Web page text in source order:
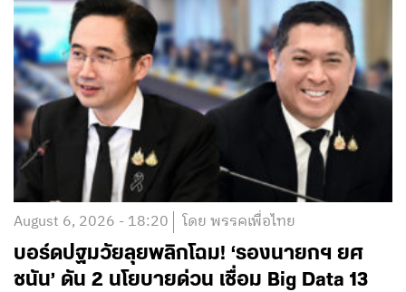
August 6, 2026 - 18:20 โดย พรรคเพื่อไทย
บอร์ดปฐมวัยลุยพลิกโฉม! ‘รองนายกฯ ยศ
ชนัน’ ดัน 2 นโยบายด่วน เชื่อม Big Data 13